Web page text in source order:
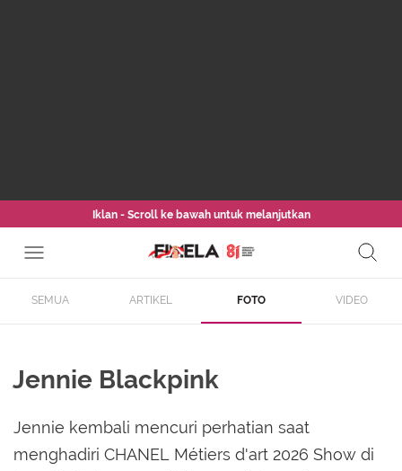
Iklan - Scroll ke bawah untuk melanjutkan
SEMUA ARTIKEL FOTO VIDEO
Jennie Blackpink
Jennie kembali mencuri perhatian saat
menghadiri CHANEL Métiers d'art 2026 Show di